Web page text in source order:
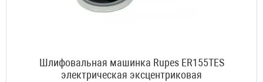
Шлифовальная машинка Rupes ER155TES
электрическая эксцентриковая